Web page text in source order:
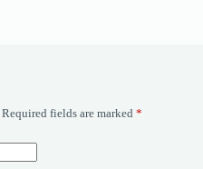
Required fields are marked *